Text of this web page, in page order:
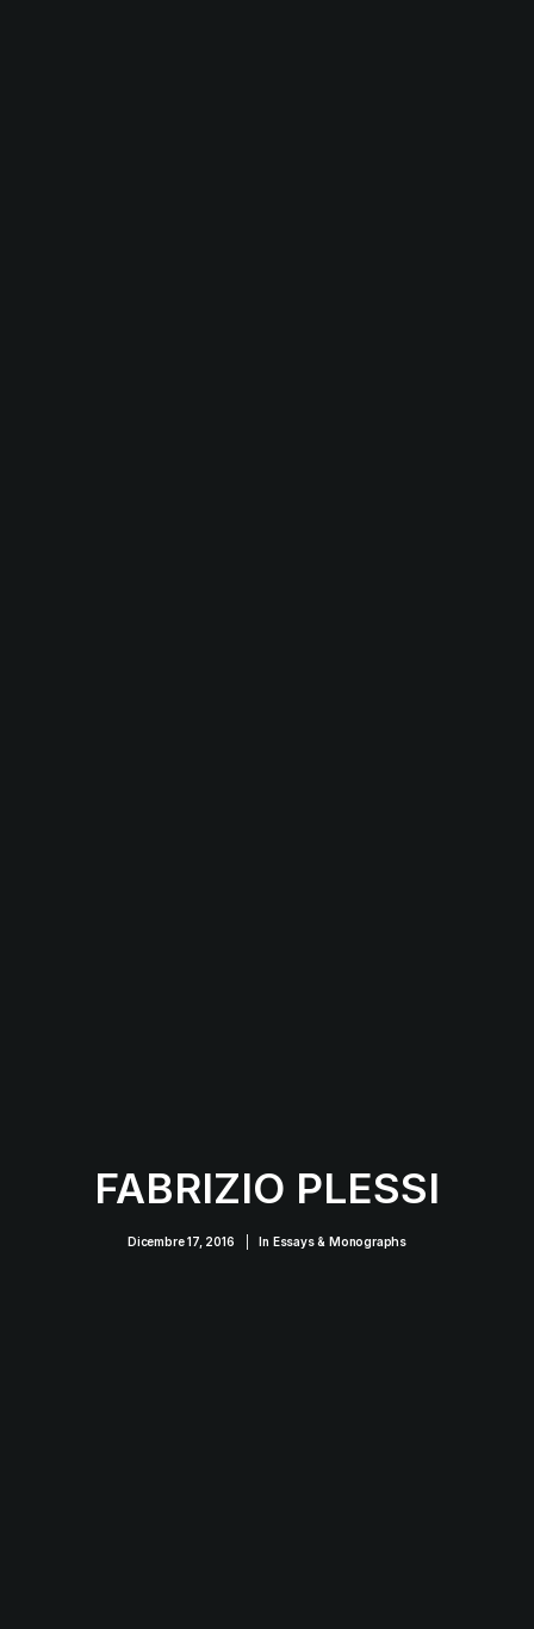
FABRIZIO PLESSI
Dicembre 17, 2016 In Essays & Monographs